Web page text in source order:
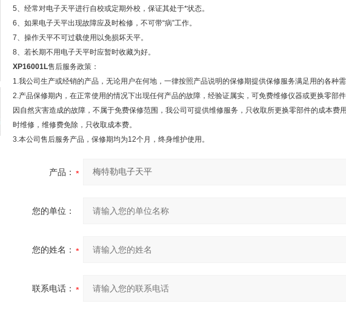
5、经常对电子天平进行自校或定期外校，保证其处于*状态。
6、如果电子天平出现故障应及时检修，不可带“病”工作。
7、操作天平不可过载使用以免损坏天平。
8、若长期不用电子天平时应暂时收藏为好。
XP16001L售后服务政策：
1.我公司生产或经销的产品，无论用户在何地，一律按照产品说明的保修期提供保修服务满足用的各种需
2.产品保修期内，在正常使用的情况下出现任何产品的故障，经验证属实，可免费维修仪器或更换零部
因自然灾害造成的故障，不属于免费保修范围，我公司可提供维修服务，只收取所更换零部件的成本费
时维修，维修费免除，只收取成本费。
3.本公司售后服务产品，保修期均为12个月，终身维护使用。
产品：
您的单位：
您的姓名：
联系电话：